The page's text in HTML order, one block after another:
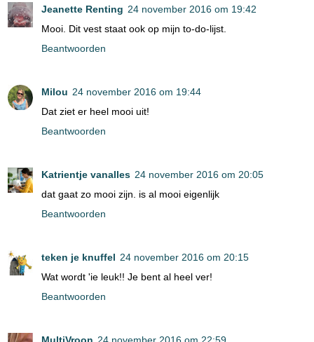
Jeanette Renting 24 november 2016 om 19:42
Mooi. Dit vest staat ook op mijn to-do-lijst.
Beantwoorden
Milou 24 november 2016 om 19:44
Dat ziet er heel mooi uit!
Beantwoorden
Katrientje vanalles 24 november 2016 om 20:05
dat gaat zo mooi zijn. is al mooi eigenlijk
Beantwoorden
teken je knuffel 24 november 2016 om 20:15
Wat wordt 'ie leuk!! Je bent al heel ver!
Beantwoorden